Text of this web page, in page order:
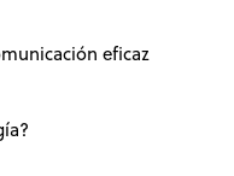
eficaz